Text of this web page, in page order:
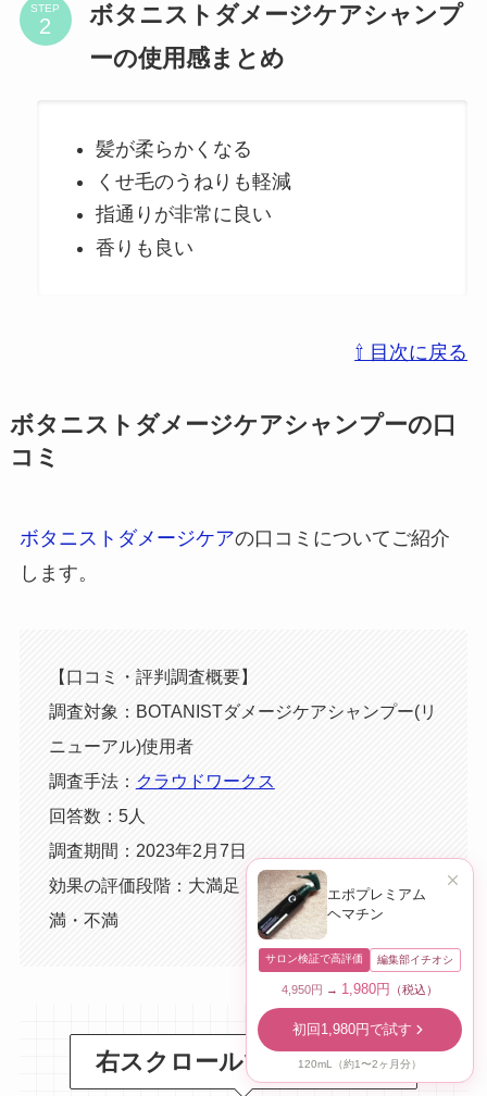
STEP
ボタニストダメージケアシャンプ
ーの使用感まとめ
髪が柔らかくなる
くせ毛のうねりも軽減
指通りが非常に良い
香りも良い
⇧ 目次に戻る
ボタニストダメージケアシャンプーの口
コミ
ボタニストダメージケアの口コミについてご紹介
します。
【口コミ・評判調査概要】
調査対象：BOTANISTダメージケアシャンプー(リ
ニューアル)使用者
調査手法： クラウドワークス
回答数：5人
調査期間：2023年2月7日
効果の評価段階：大満足・満足・普通・やや不
満・不満
右スクロールでもっと見る
エポプレミアム
ヘマチン
サロン検証で高評価 編集部イチオシ
4,950円 → 1,980円 （税込）
初回1,980円で試す
120mL（約1〜2ヶ月分）